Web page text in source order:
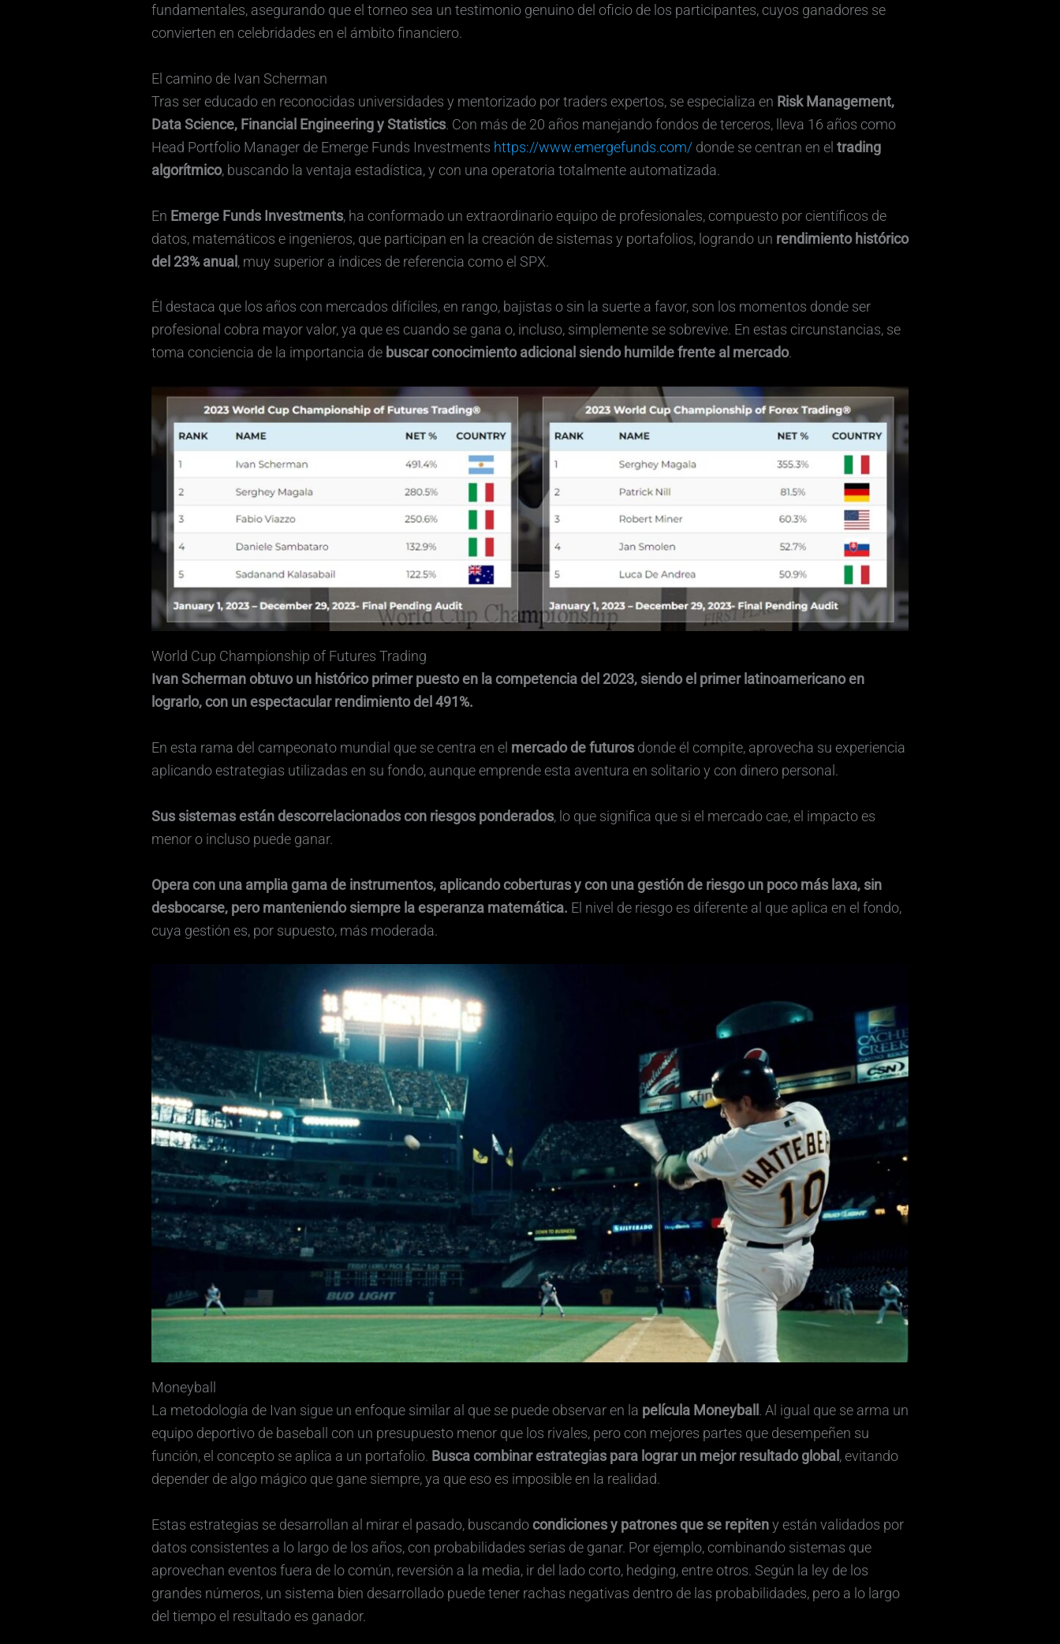
fundamentales, asegurando que el torneo sea un testimonio genuino del oficio de los participantes, cuyos ganadores se
convierten en celebridades en el ámbito financiero.
El camino de Ivan Scherman
Tras ser educado en reconocidas universidades y mentorizado por traders expertos, se especializa en Risk Management,
Data Science, Financial Engineering y Statistics. Con más de 20 años manejando fondos de terceros, lleva 16 años como
Head Portfolio Manager de Emerge Funds Investments https://www.emergefunds.com/ donde se centran en el trading
algorítmico, buscando la ventaja estadística, y con una operatoria totalmente automatizada.
En Emerge Funds Investments, ha conformado un extraordinario equipo de profesionales, compuesto por científicos de
datos, matemáticos e ingenieros, que participan en la creación de sistemas y portafolios, logrando un rendimiento histórico
del 23% anual, muy superior a índices de referencia como el SPX.
Él destaca que los años con mercados difíciles, en rango, bajistas o sin la suerte a favor, son los momentos donde ser
profesional cobra mayor valor, ya que es cuando se gana o, incluso, simplemente se sobrevive. En estas circunstancias, se
toma conciencia de la importancia de buscar conocimiento adicional siendo humilde frente al mercado.
World Cup Championship of Futures Trading
Ivan Scherman obtuvo un histórico primer puesto en la competencia del 2023, siendo el primer latinoamericano en
lograrlo, con un espectacular rendimiento del 491%.
En esta rama del campeonato mundial que se centra en el mercado de futuros donde él compite, aprovecha su experiencia
aplicando estrategias utilizadas en su fondo, aunque emprende esta aventura en solitario y con dinero personal.
Sus sistemas están descorrelacionados con riesgos ponderados, lo que significa que si el mercado cae, el impacto es
menor o incluso puede ganar.
Opera con una amplia gama de instrumentos, aplicando coberturas y con una gestión de riesgo un poco más laxa, sin
desbocarse, pero manteniendo siempre la esperanza matemática. El nivel de riesgo es diferente al que aplica en el fondo,
cuya gestión es, por supuesto, más moderada.
Moneyball
La metodología de Ivan sigue un enfoque similar al que se puede observar en la película Moneyball . Al igual que se arma un
equipo deportivo de baseball con un presupuesto menor que los rivales, pero con mejores partes que desempeñen su
función, el concepto se aplica a un portafolio. Busca combinar estrategias para lograr un mejor resultado global , evitando
depender de algo mágico que gane siempre, ya que eso es imposible en la realidad.
Estas estrategias se desarrollan al mirar el pasado, buscandocondiciones y patrones que se repiteny están validados por
datos consistentes a lo largo de los años, con probabilidades serias de ganar. Por ejemplo, combinando sistemas que
aprovechan eventos fuera de lo común, reversión a la media, ir del lado corto, hedging, entre otros. Según la ley de los
grandes números, un sistema bien desarrollado puede tener rachas negativas dentro de las probabilidades, pero a lo largo
del tiempo el resultado es ganador.